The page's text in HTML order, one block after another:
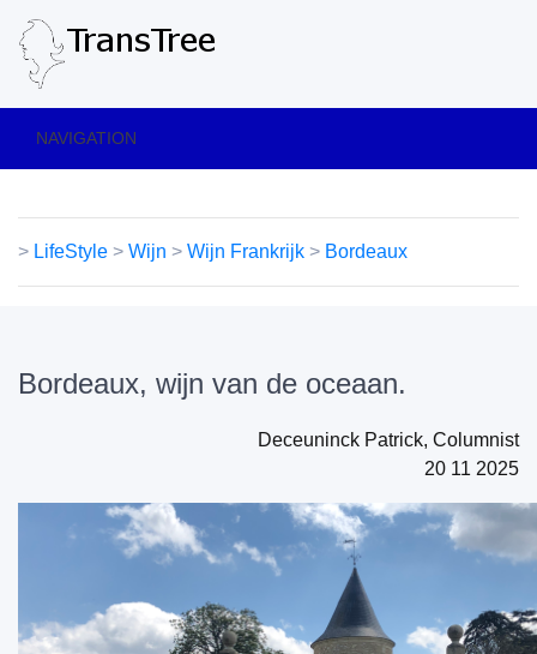
NAVIGATION
> LifeStyle > Wijn > Wijn Frankrijk > Bordeaux
Bordeaux, wijn van de oceaan.
Deceuninck Patrick, Columnist
20 11 2025